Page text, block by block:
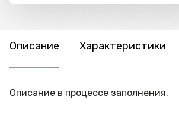
Описание Характеристики
Описание в процессе заполнения.